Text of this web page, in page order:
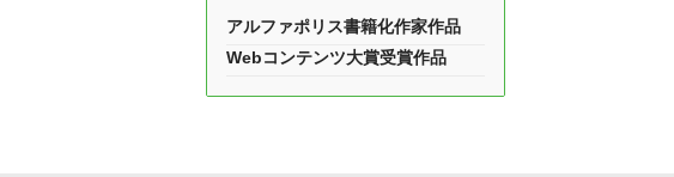
アルファポリス書籍化作家作品
Webコンテンツ大賞受賞作品